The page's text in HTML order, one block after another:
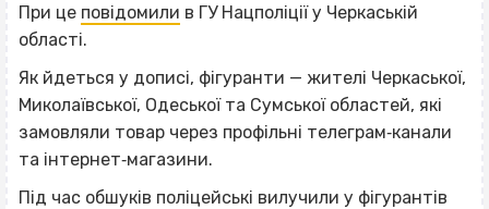
При це повідомили в ГУ Нацполіції у Черкаській
області.
Як йдеться у дописі, фігуранти — жителі Черкаської,
Миколаївської, Одеської та Сумської областей, які
замовляли товар через профільні телеграм‐канали
та інтернет‐магазини.
Під час обшуків поліцейські вилучили у фігурантів